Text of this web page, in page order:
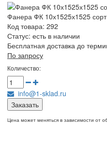
Фанера ФК 10х1525х1525
Код товара: 292
Статус: есть в наличии
Бесплатная доставка до
По запросу
Количество:
info@1-sklad.ru
Заказать
Цена может меняться в зависимости от